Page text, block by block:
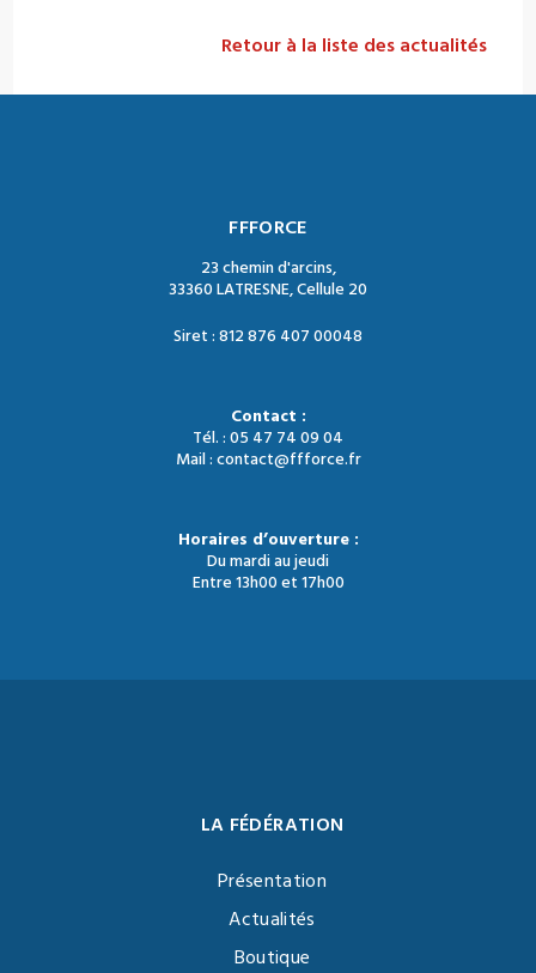
Retour à la liste des actualités
FFFORCE
23 chemin d'arcins,
33360 LATRESNE, Cellule 20
Siret : 812 876 407 00048
Contact :
Tél. : 05 47 74 09 04
Mail : contact@ffforce.fr
Horaires d’ouverture :
Du mardi au jeudi
Entre 13h00 et 17h00
LA FÉDÉRATION
Présentation
Actualités
Boutique